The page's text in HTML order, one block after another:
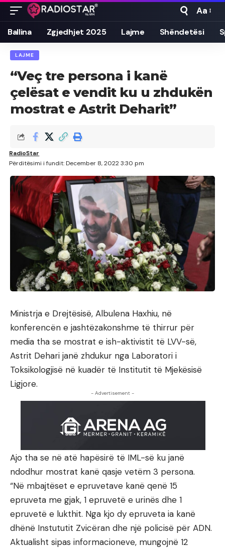
Font
Resizer
Aa
Ballina Zgjedhjet 2025 Lajme Shëndetësi
LAJME
“Veç tre persona i kanë
çelësat e vendit ku u zhdukën
mostrat e Astrit Deharit”
Përditësimi i fundit: December 8, 2022 3:30 pm
RadioStar
Ministrja e Drejtësisë, Albulena Haxhiu, në
konferencën e jashtëzakonshme të thirrur për
media tha se mostrat e ish-aktivistit të LVV-së,
Astrit Dehari janë zhdukur nga Laboratori i
Toksikologjisë në kuadër të Institutit të Mjekësisë
Ligjore.
- Advertisement -
Ajo tha se në atë hapësirë të IML-së ku janë
ndodhur mostrat kanë qasje vetëm 3 persona.
“Në mbajtëset e epruvetave kanë qenë 15
epruveta me gjak, 1 epruvetë e urinës dhe 1
epruvetë e lukthit. Nga kjo dy epruveta ia kanë
dhënë Instututit Zvicëran dhe një policisë për ADN.
Aktualisht sipas informacioneve, mungojnë 12